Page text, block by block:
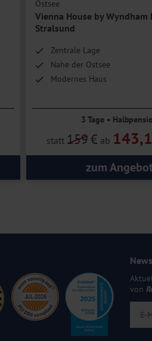
Ostsee
Vienna House by Wyndham
Stralsund
Zentrale Lage
Nahe der Ostsee
Modernes Haus
3 Tage •
statt 159€ ab
zum
von